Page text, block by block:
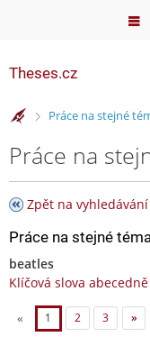
Theses.cz
>Práce na stejné
Práce na
Zpět na vyhledávání
Práce na stejné
beatles
Klíčová slova abecedně
« 1 2 3 »